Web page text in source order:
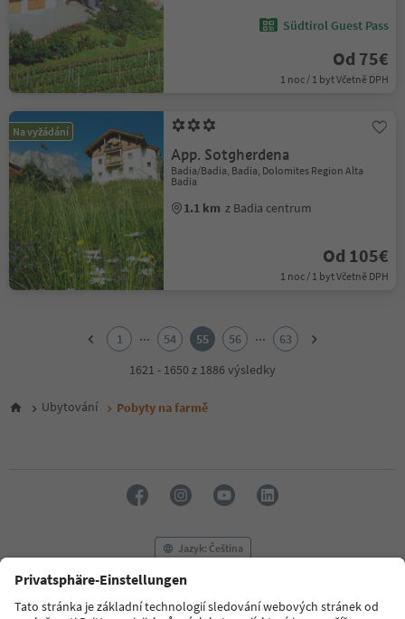
Südtirol Guest Pass
Od 75€
1 noc / 1 byt Včetně DPH
Na vyžádání
App. Sotgherdena
Badia/Badia, Badia, Dolomites Region Alta
Badia
1.1 km z Badia centrum
Od 105€
1 noc / 1 byt Včetně DPH
6
16
17
1 ... 54 55 56 ...
63
1621 - 1650 z 1886 výsledky
Ubytování Pobyty na farmě
Jazyk: Čeština
FAQ Kontaktujte nás Tisk MICE